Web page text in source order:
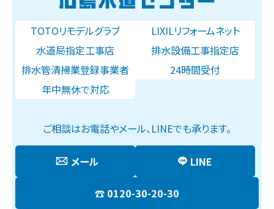
TOTOリモデルグラブ
LIXILリフォームネット
水道局指定工事店
排水設備工事指定店
排水管清掃業登録事業者
24時間受付
年中無休で対応
ご相談はお電話やメール、LINEでも承ります。
0120-30-20-30
メール LINE